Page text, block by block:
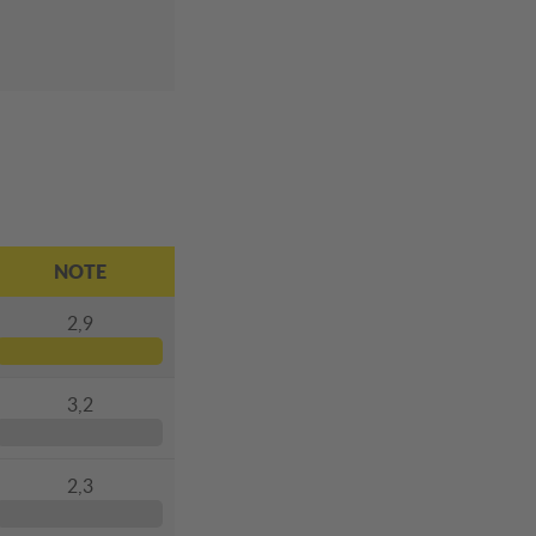
NOTE
2,9
3,2
2,3